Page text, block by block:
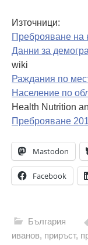
Източници:
Преброяване на
Данни за
wiki
Раждания по
Население по
Health Nutrition
Преброяване
Mastodon
Facebook
България
иванов, приръст,